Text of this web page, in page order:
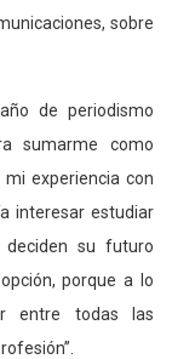
sobre
de periodismo
sumarme como
experiencia con
interesar estudiar
su futuro
porque a lo
entre todas las